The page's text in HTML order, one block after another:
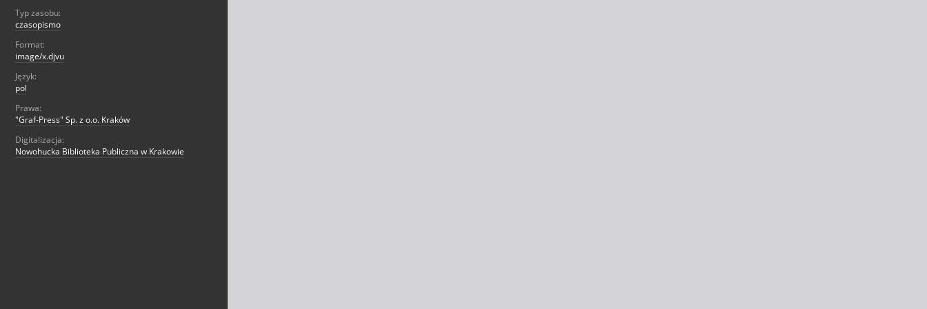
Typ zasobu:
czasopismo
Format:
image/x.djvu
Język:
pol
Prawa:
"Graf-Press" Sp. z o.o. Kraków
Digitalizacja:
Nowohucka Biblioteka Publiczna w Krakowie